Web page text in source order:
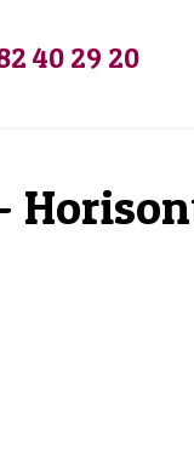
40 29 20
udvalg af